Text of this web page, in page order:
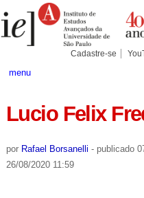
para
conteúdo.
Pessoais
Cadastre-se
menu
Lucio Felix
por Rafael Borsanelli - publicado
26/08/2020 11:59